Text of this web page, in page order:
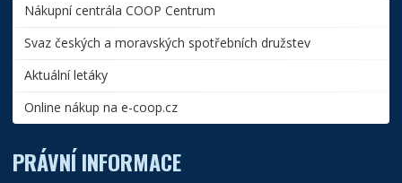
Nákupní centrála COOP Centrum
Svaz českých a moravských spotřebních družstev
Aktuální letáky
Online nákup na e-coop.cz
PRÁVNÍ INFORMACE